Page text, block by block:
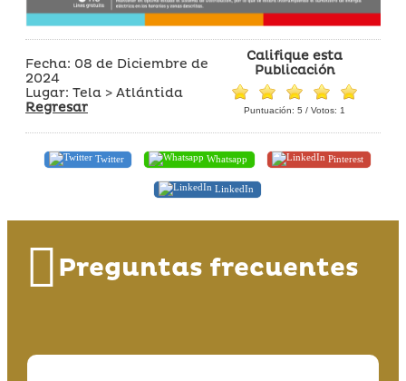
Fecha: 08 de Diciembre de
2024
Lugar: Tela > Atlántida
Regresar
Califique esta
Publicación
Puntuación: 5 / Votos: 1
Twitter Whatsapp Pinterest
LinkedIn
Preguntas frecuentes